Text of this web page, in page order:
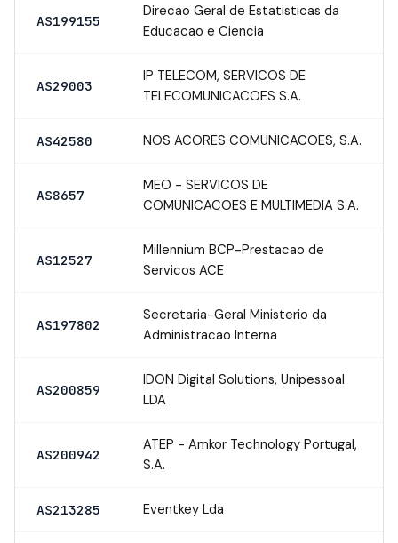
AS199155
Direcao Geral de Estatisticas da
Educacao e Ciencia
AS29003
IP TELECOM, SERVICOS DE
TELECOMUNICACOES S.A.
AS42580 NOS ACORES COMUNICACOES, S.A.
AS8657
MEO - SERVICOS DE
COMUNICACOES E MULTIMEDIA S.A.
AS12527
Millennium BCP-Prestacao de
Servicos ACE
AS197802
Secretaria-Geral Ministerio da
Administracao Interna
AS200859
IDON Digital Solutions, Unipessoal
LDA
AS200942
ATEP - Amkor Technology Portugal,
S.A.
AS213285 Eventkey Lda